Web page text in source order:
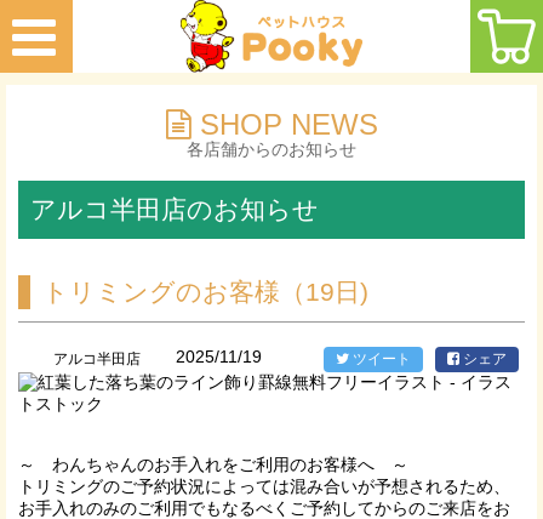
SHOP NEWS
各店舗からのお知らせ
アルコ半田店のお知らせ
トリミングのお客様（19日)
アルコ半田店 2025/11/19 ツイート シェア
～ わんちゃんのお手入れをご利用のお客様へ ～
トリミングのご予約状況によっては混み合いが予想されるため、
お手入れのみのご利用でもなるべくご予約してからのご来店をお